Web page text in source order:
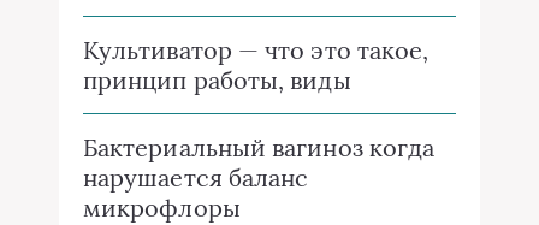
Культиватор — что это такое,
принцип работы, виды
Бактериальный вагиноз когда
нарушается баланс
микрофлоры